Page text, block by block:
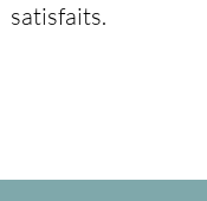
satisfaits.